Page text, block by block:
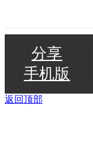
分享
手机版
返回顶部